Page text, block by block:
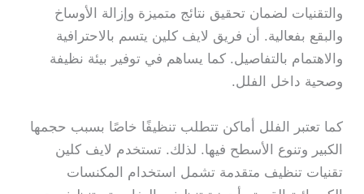
والتقنيات لضمان تحقيق نتائج متميزة وإزالة الأوساخ
والبقع بفعالية. أن فريق لايف كلين يتسم بالاحترافية
والاهتمام بالتفاصيل. كما يساهم في توفير بيئة نظيفة
وصحية داخل الفلل.
كما تعتبر الفلل أماكن تتطلب تنظيفًا خاصًا بسبب حجمها
الكبير وتنوع الأسطح فيها. لذلك. تستخدم لايف كلين
تقنيات تنظيف متقدمة تشمل استخدام المكنسات